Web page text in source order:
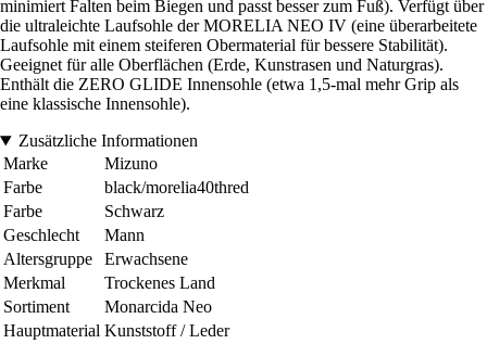
minimiert Falten beim Biegen und passt besser zum Fuß). Verfügt über
die ultraleichte Laufsohle der MORELIA NEO IV (eine überarbeitete
Laufsohle mit einem steiferen Obermaterial für bessere Stabilität).
Geeignet für alle Oberflächen (Erde, Kunstrasen und Naturgras).
Enthält die ZERO GLIDE Innensohle (etwa 1,5-mal mehr Grip als
eine klassische Innensohle).
Zusätzliche Informationen
Marke
Mizuno
Farbe
black/morelia40thred
Farbe
Schwarz
Geschlecht
Mann
Altersgruppe
Erwachsene
Merkmal
Trockenes Land
Sortiment
Monarcida Neo
Hauptmaterial Kunststoff / Leder